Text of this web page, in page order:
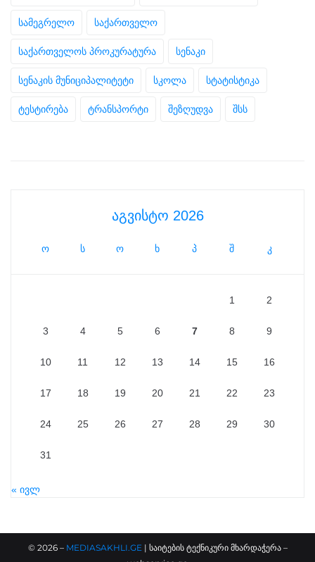
სამეგრელო საქართველო
საქართველოს პროკურატურა სენაკი
სენაკის მუნიციპალიტეტი სკოლა სტატისტიკა
ტესტირება ტრანსპორტი შეზღუდვა შსს
აგვისტო 2026
ო ს ო ხ პ შ კ
1 2
3 4 5 6 7 8 9
10 11 12 13 14 15 16
17 18 19 20 21 22 23
24 25 26 27 28 29 30
31
« ივლ
© 2026– MEDIASAKHLI.GE | საიტების ტექნიკური მხარდაჭერა –